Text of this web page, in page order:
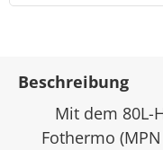
Beschreibung
Mit dem 80L-
Fothermo